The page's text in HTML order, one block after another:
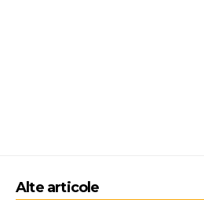
Alte articole